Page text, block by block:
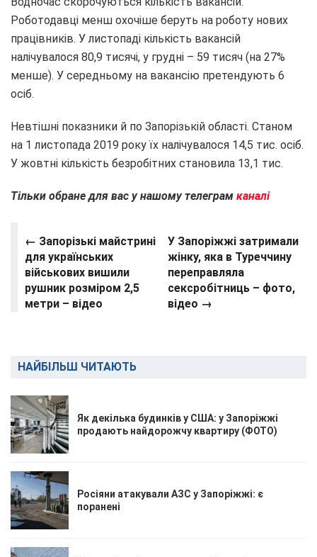
Роботодавці менш охочіше беруть на роботу нових
працівників. У листопаді кількість вакансій
налічувалося 80,9 тисячі, у грудні – 59 тисяч (на 27%
менше). У середньому на вакансію претендують 6
осіб.
Невтішні показники й по Запорізькій області. Станом
на 1 листопада 2019 року їх налічувалося 14,5 тис. осіб.
У жовтні кількість безробітних становила 13,1 тис.
Тільки обране для вас у нашому телеграм каналі
← Запорізькі майстрині
для українських
військових вишили
рушник розміром 2,5
метри – відео
У Запоріжжі затримали
жінку, яка в Туреччину
переправляла
сексробітниць – фото,
відео →
НАЙБІЛЬШ ЧИТАЮТЬ
Як декілька будинків у США: у Запоріжжі
продають найдорожчу квартиру (ФОТО)
Росіяни атакували АЗС у Запоріжжі: є
поранені